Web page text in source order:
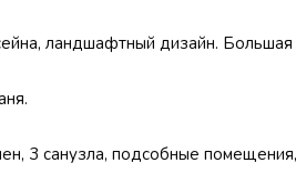
ландшафтный дизайн. Большая
3 санузла, подсобные